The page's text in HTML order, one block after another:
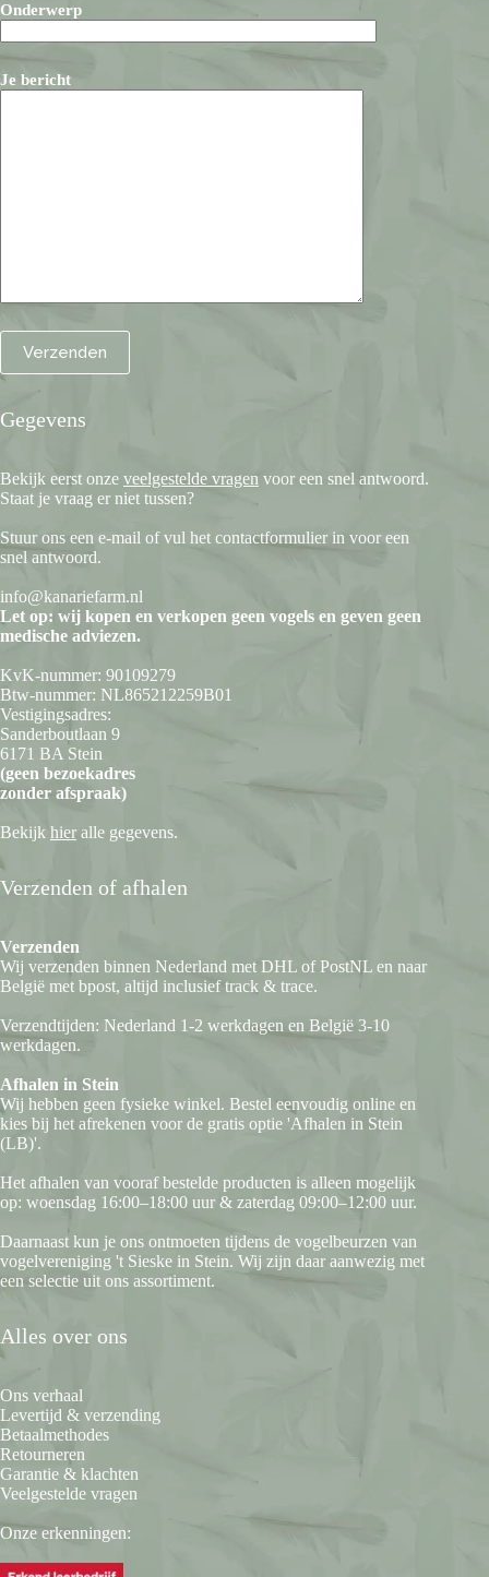
Onderwerp
Je bericht
Gegevens
Bekijk eerst onze veelgestelde vragen voor een snel antwoord.
Staat je vraag er niet tussen?
Stuur ons een e-mail of vul het contactformulier in voor een
snel antwoord.
info@kanariefarm.nl
Let op: wij kopen en verkopen geen vogels en geven geen
medische adviezen.
KvK-nummer: 90109279
Btw-nummer: NL865212259B01
Vestigingsadres:
Sanderboutlaan 9
6171 BA Stein
(geen bezoekadres
zonder afspraak)
Bekijk hier alle gegevens.
Verzenden of afhalen
Verzenden
Wij verzenden binnen Nederland met DHL of PostNL en naar
België met bpost, altijd inclusief track & trace.
Verzendtijden: Nederland 1-2 werkdagen en België 3-10
werkdagen.
Afhalen in Stein
Wij hebben geen fysieke winkel. Bestel eenvoudig online en
kies bij het afrekenen voor de gratis optie 'Afhalen in Stein
(LB)'.
Het afhalen van vooraf bestelde producten is alleen mogelijk
op: woensdag 16:00–18:00 uur & zaterdag 09:00–12:00 uur.
Daarnaast kun je ons ontmoeten tijdens de vogelbeurzen van
vogelvereniging 't Sieske in Stein. Wij zijn daar aanwezig met
een selectie uit ons assortiment.
Alles over ons
Ons verhaal
Levertijd & verzending
Betaalmethodes
Retourneren
Garantie & klachten
Veelgestelde vragen
Onze erkenningen: